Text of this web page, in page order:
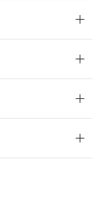
は出
備考
限
ま